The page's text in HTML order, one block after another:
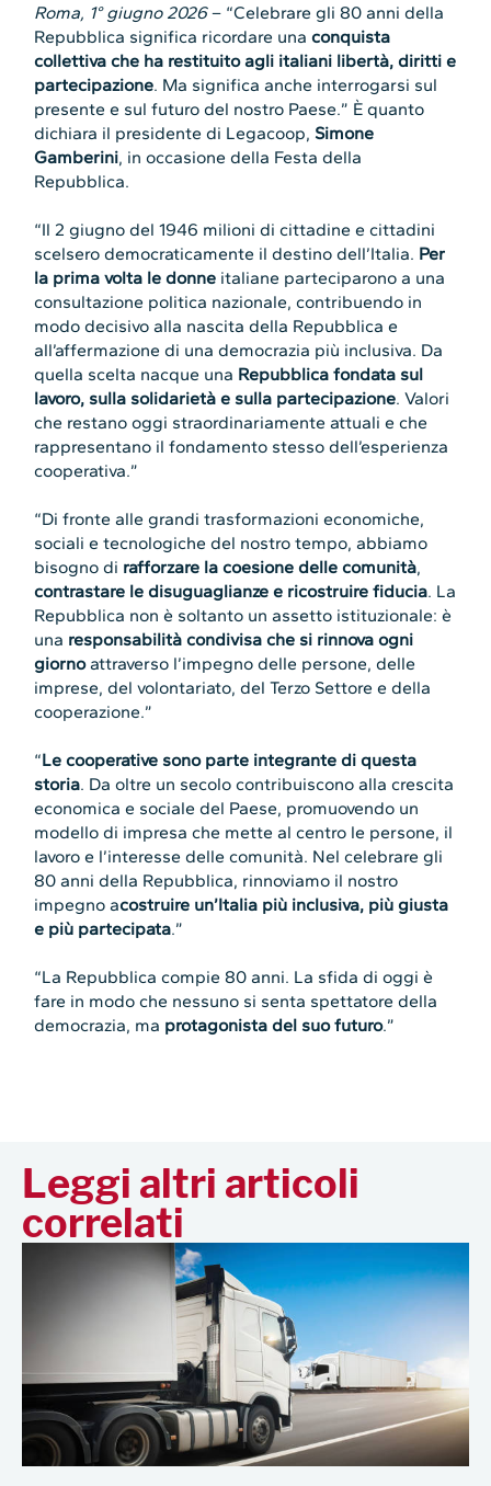
Roma, 1° giugno 2026– “Celebrare gli 80 anni della
Repubblica significa ricordare unaconquista
collettiva che ha restituito agli italiani libertà, diritti e
partecipazione. Ma significa anche interrogarsi sul
presente e sul futuro del nostro Paese.” È quanto
dichiara il presidente di Legacoop, Simone
Gamberini, in occasione della Festa della
Repubblica.
“Il 2 giugno del 1946 milioni di cittadine e cittadini
scelsero democraticamente il destino dell’Italia. Per
la prima volta le donne italiane parteciparono a una
consultazione politica nazionale, contribuendo in
modo decisivo alla nascita della Repubblica e
all’affermazione di una democrazia più inclusiva. Da
quella scelta nacque una Repubblica fondata sul
lavoro, sulla solidarietà e sulla partecipazione. Valori
che restano oggi straordinariamente attuali e che
rappresentano il fondamento stesso dell’esperienza
cooperativa.”
“Di fronte alle grandi trasformazioni economiche,
sociali e tecnologiche del nostro tempo, abbiamo
bisogno di rafforzare la coesione delle comunità,
contrastare le disuguaglianze e ricostruire fiducia. La
Repubblica non è soltanto un assetto istituzionale: è
una responsabilità condivisa che si rinnova ogni
giornoattraverso l’impegno delle persone, delle
imprese, del volontariato, del Terzo Settore e della
cooperazione.”
“Le cooperative sono parte integrante di questa
storia. Da oltre un secolo contribuiscono alla crescita
economica e sociale del Paese, promuovendo un
modello di impresa che mette al centro le persone, il
lavoro e l’interesse delle comunità. Nel celebrare gli
80 anni della Repubblica, rinnoviamo il nostro
impegno acostruire un’Italia più inclusiva, più giusta
e più partecipata.”
“La Repubblica compie 80 anni. La sfida di oggi è
fare in modo che nessuno si senta spettatore della
democrazia, ma protagonista del suo futuro.”
Leggi altri articoli
correlati